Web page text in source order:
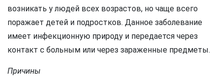
возникать у людей всех возрастов, но чаще всего
поражает детей и подростков. Данное заболевание
имеет инфекционную природу и передается через
контакт с больным или через зараженные предметы.
Причины